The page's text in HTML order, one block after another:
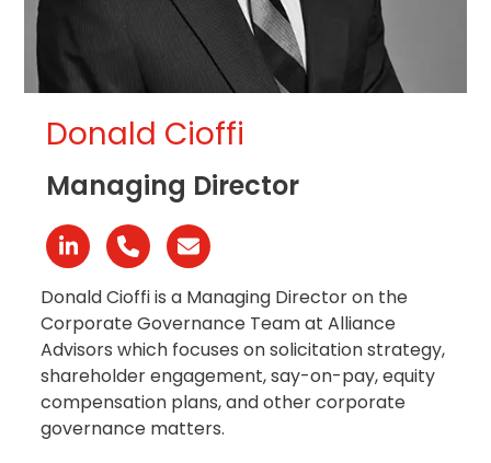
Donald Cioffi
Managing Director
LinkedinNúmero
telefónico
Correo
electrónico
Donald Cioffi is a Managing Director on the
Corporate Governance Team at Alliance
Advisors which focuses on solicitation strategy,
shareholder engagement, say-on-pay, equity
compensation plans, and other corporate
governance matters.